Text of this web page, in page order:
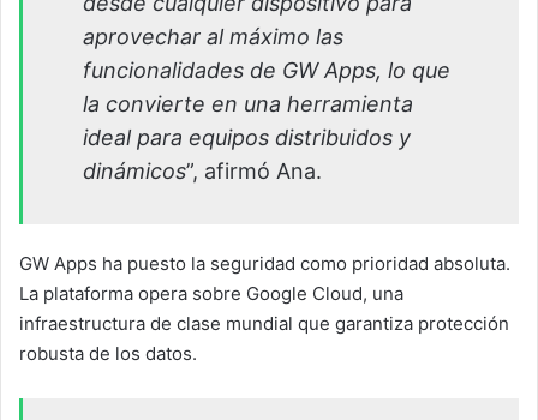
aprovechar al máximo las
funcionalidades de GW Apps, lo que
la convierte en una herramienta
ideal para equipos distribuidos y
dinámicos”, afirmó Ana.
GW Apps ha puesto la seguridad como prioridad absoluta.
La plataforma opera sobre Google Cloud, una
infraestructura de clase mundial que garantiza protección
robusta de los datos.